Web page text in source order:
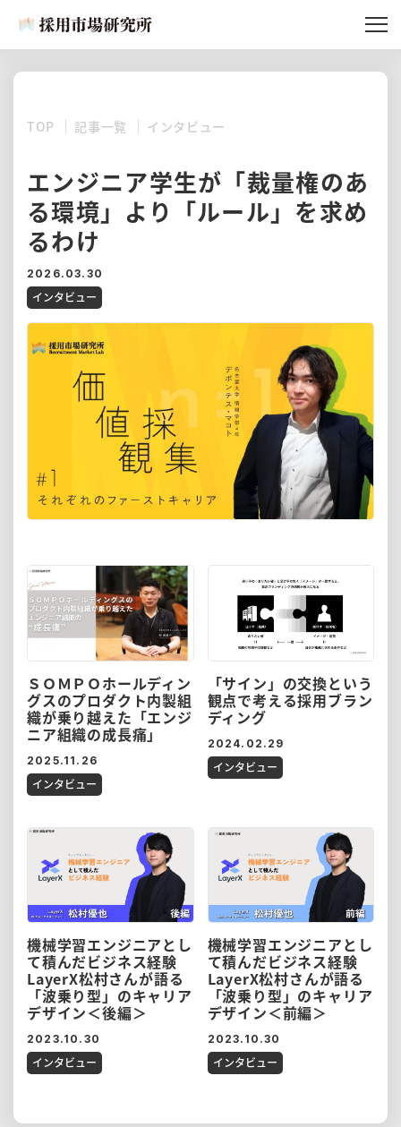
記事一覧
所員紹介
記事リクエスト
TOP 記事一覧 インタビュー
エンジニア学生が「裁量権のあ
る環境」より「ルール」を求め
るわけ
2026.03.30
インタビュー
ＳＯＭＰＯホールディン
グスのプロダクト内製組
織が乗り越えた「エンジ
ニア組織の成長痛」
2025.11.26
インタビュー
「サイン」の交換という
観点で考える採用ブラン
ディング
2024.02.29
インタビュー
機械学習エンジニアとし
て積んだビジネス経験
LayerX松村さんが語る
「波乗り型」のキャリア
デザイン＜後編＞
2023.10.30
インタビュー
機械学習エンジニアとし
て積んだビジネス経験
LayerX松村さんが語る
「波乗り型」のキャリア
デザイン＜前編＞
2023.10.30
インタビュー